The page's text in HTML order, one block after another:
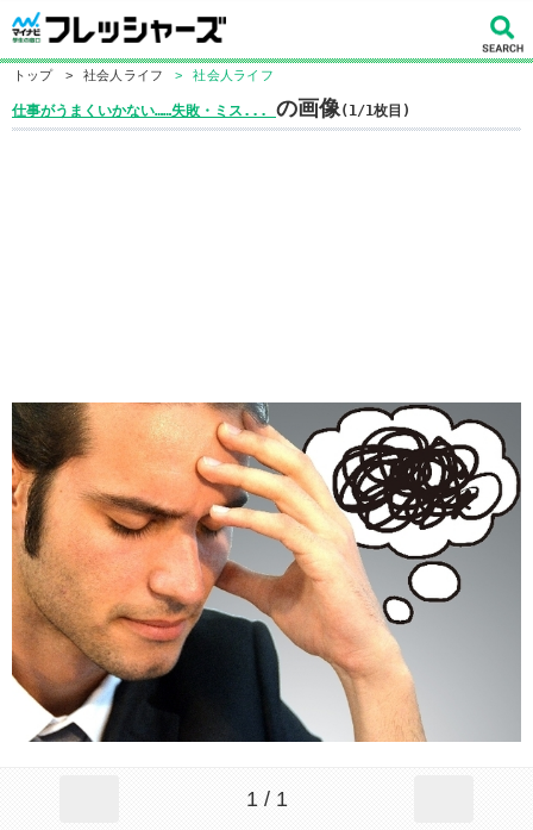
トップ > 社会人ライフ > 社会人ライフ
仕事がうまくいかない……失敗・ミス... の画像(1/1枚目)
1 / 1